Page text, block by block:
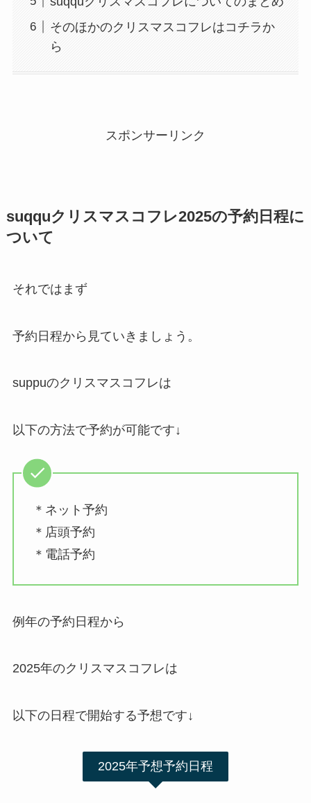
そのほかのクリスマスコフレはコチラか
ら
スポンサーリンク
suqquクリスマスコフレ2025の予約日程に
ついて
それではまず
予約日程から見ていきましょう。
suppuのクリスマスコフレは
以下の方法で予約が可能です↓
＊ネット予約
＊店頭予約
＊電話予約
例年の予約日程から
2025年のクリスマスコフレは
以下の日程で開始する予想です↓
2025年予想予約日程